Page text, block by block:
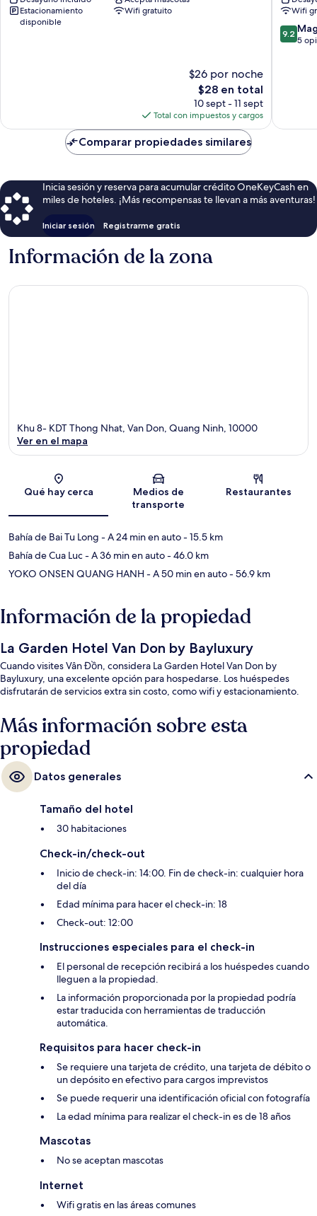
Estacionamiento
disponible
Wifi gratuito
$26 por noche
El
precio
actual
es
de
$28
$28 en total
10 sept - 11 sept
Total con impuestos y cargos
Hotel
Van
Don
Wifi
9.2
de
9.2
5
Comparar propiedades similares
Inicia sesión y reserva para acumular crédito OneKeyCash en
miles de hoteles. ¡Más recompensas te llevan a más aventuras!
Iniciar sesión Registrarme gratis
Información de la zona
Sección del mapa
Khu 8- KDT Thong Nhat, Van Don, Quang Ninh, 10000
Ver en el mapa
Qué hay cerca
Medios de
transporte
Restaurantes
Bahía de Bai Tu Long - A 24 min en auto- 15.5 km
Bahía de Cua Luc- A 36 min en auto- 46.0 km
YOKO ONSEN QUANG HANH - A 50 min en auto- 56.9 km
Información de la propiedad
La Garden Hotel Van Don by Bayluxury
Cuando visites Vân Đồn, considera La Garden Hotel Van Don by
Bayluxury, una excelente opción para hospedarse. Los huéspedes
disfrutarán de servicios extra sin costo, como wifi y estacionamiento.
Más información sobre esta
propiedad
Datos generales
Tamaño del hotel
30 habitaciones
Check-in/check-out
Inicio de check-in: 14:00. Fin de check-in: cualquier hora
del día
Edad mínima para hacer el check-in: 18
Check-out: 12:00
Instrucciones especiales para el check-in
El personal de recepción recibirá a los huéspedes cuando
lleguen a la propiedad.
La información proporcionada por la propiedad podría
estar traducida con herramientas de traducción
automática.
Requisitos para hacer check-in
Se requiere una tarjeta de crédito, una tarjeta de débito o
un depósito en efectivo para cargos imprevistos
Se puede requerir una identificación oficial con fotografía
La edad mínima para realizar el check-in es de 18 años
Mascotas
No se aceptan mascotas
Internet
Wifi gratis en las áreas comunes